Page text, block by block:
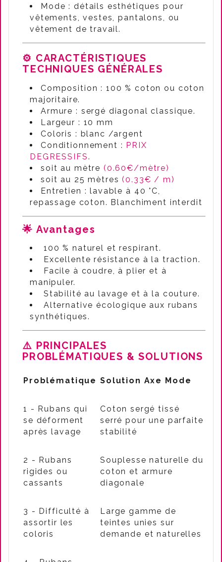
Mode : détails esthétiques pour
vêtements, vestes, pantalons, ou
vêtement de travail.
⚙️ CARACTÉRISTIQUES
TECHNIQUES GÉNÉRALES
Composition : 100 % coton ou coton
majoritaire.
Armure : sergé diagonal classique.
Largeur : 10 mm
Coloris : blanc /argent
Conditionnement : PRIX
DEGRESSIFS.
soit au mètre (0.60€/mètre)
soit au 25 mètres(0.33€ / m)
Entretien : lavable à 40 °C,
repassage coton. Blanchiment interdit
🌟 Avantages
100 % naturel et respirant.
Excellente résistance à la traction.
Facile à coudre, à plier et à
manipuler.
Stabilité au lavage et à la couture.
Alternative écologique aux rubans
synthétiques.
⚠️ PRINCIPALES
PROBLÉMATIQUES & SOLUTIONS
Problématique Solution Axe Mode
1 - Rubans qui
se déforment
après lavage
Coton sergé tissé
serré pour une parfaite
stabilité
2 - Rubans
rigides ou
cassants
Souplesse naturelle du
coton et armure
diagonale
3 - Difficulté à
assortir les
coloris
Large gamme de
teintes unies sur
demande et naturelles